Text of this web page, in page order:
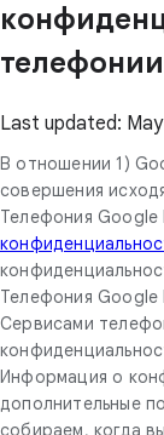
Last updated:
В отношении 1)
совершения
Телефония Google
Телефония Google
Сервисами
Информация о
дополнительные
собираем, когда